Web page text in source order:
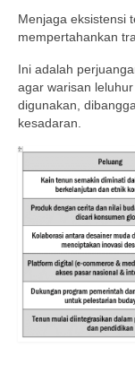
Menjaga eksistensi
mempertahankan
Ini adalah
agar warisan
digunakan,
kesadaran.